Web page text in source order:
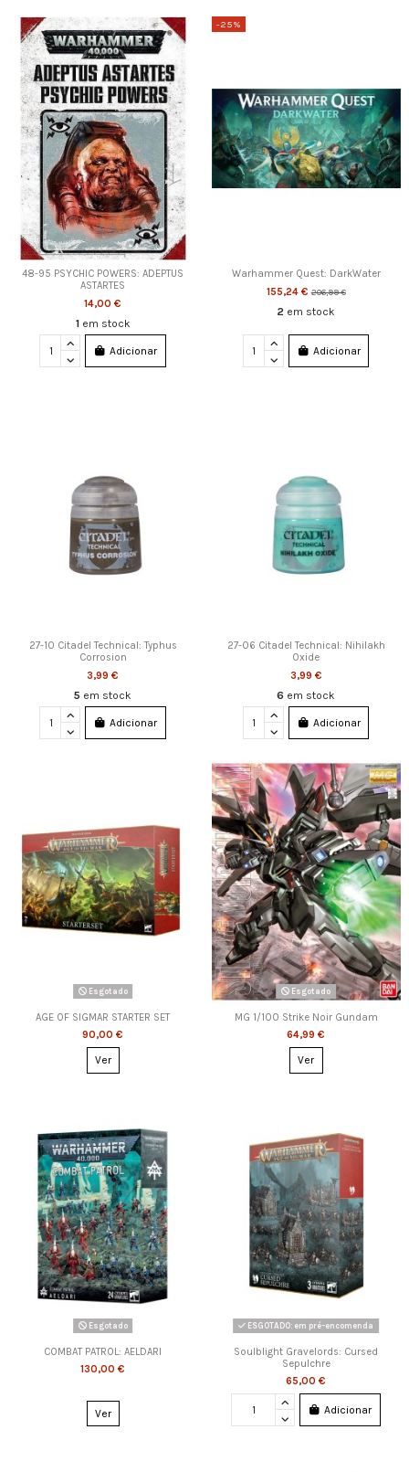
48-95 PSYCHIC POWERS: ADEPTUS
ASTARTES
14,00 €
1 em stock
Adicionar
-25%
Warhammer Quest: DarkWater
155,24 €206,99 €
2 em stock
Adicionar
27-10 Citadel Technical: Typhus
Corrosion
3,99 €
5 em stock
Adicionar
27-06 Citadel Technical: Nihilakh
Oxide
3,99 €
6 em stock
Adicionar
Esgotado
AGE OF SIGMAR STARTER SET
90,00 €
Ver
Esgotado
MG 1/100 Strike Noir Gundam
64,99 €
Ver
Esgotado
COMBAT PATROL: AELDARI
130,00 €
Ver
ESGOTADO: em pré-encomenda
Soulblight Gravelords: Cursed
Sepulchre
65,00 €
Adicionar